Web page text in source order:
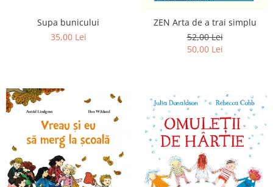
Supa bunicului
35,00 Lei
ZEN Arta de a trai simplu
52,00 Lei
50,00 Lei